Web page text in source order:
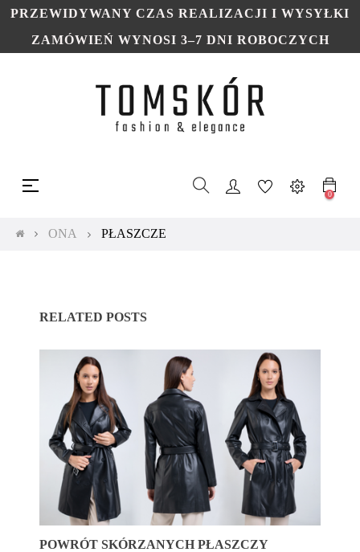
PRZEWIDYWANY CZAS REALIZACJI I WYSYŁKI
ZAMÓWIEŃ WYNOSI 3–7 DNI ROBOCZYCH
Toggle
navigation
☰
0
ONA PŁASZCZE
RELATED POSTS
POWRÓT SKÓRZANYCH PŁASZCZY